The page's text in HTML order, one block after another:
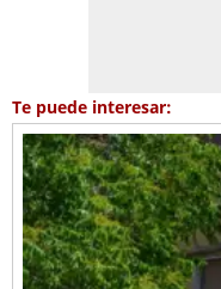
Te puede interesar: